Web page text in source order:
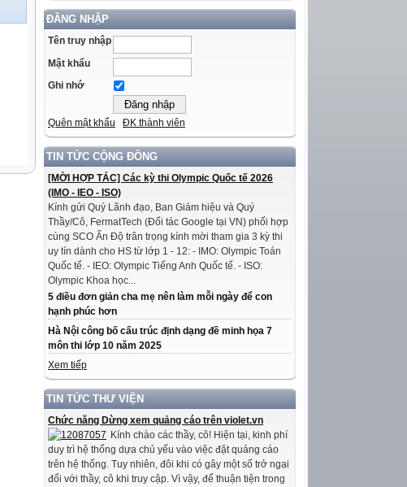
ĐĂNG NHẬP
Tên truy nhập
Mật khẩu
Ghi nhớ
Quên mật khẩu ĐK thành viên
TIN TỨC CỘNG ĐỒNG
[MỜI HỢP TÁC] Các kỳ thi Olympic Quốc tế 2026
(IMO - IEO - ISO)
Kính gửi Quý Lãnh đạo, Ban Giám hiệu và Quý
Thầy/Cô, FermatTech (Đối tác Google tại VN) phối hợp
cùng SCO Ấn Độ trân trọng kính mời tham gia 3 kỳ thi
uy tín dành cho HS từ lớp 1 - 12: - IMO: Olympic Toán
Quốc tế. - IEO: Olympic Tiếng Anh Quốc tế. - ISO:
Olympic Khoa học...
5 điều đơn giản cha mẹ nên làm mỗi ngày để con
hạnh phúc hơn
Hà Nội công bố cấu trúc định dạng đề minh họa 7
môn thi lớp 10 năm 2025
Xem tiếp
TIN TỨC THƯ VIỆN
Chức năng Dừng xem quảng cáo trên violet.vn
Kính chào các thầy, cô! Hiện tại, kinh phí
duy trì hệ thống dựa chủ yếu vào việc đặt quảng cáo
trên hệ thống. Tuy nhiên, đôi khi có gây một số trở ngại
đối với thầy, cô khi truy cập. Vì vậy, để thuận tiện trong